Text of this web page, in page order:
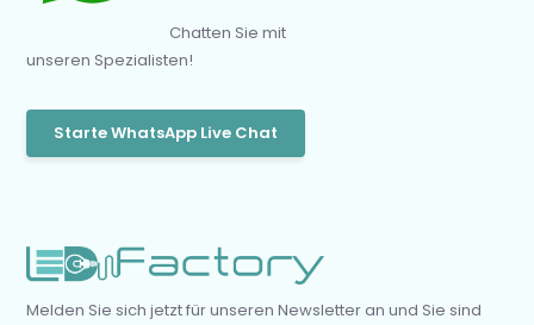
Chatten Sie mit
unseren Spezialisten!
Starte WhatsApp Live Chat
Melden Sie sich jetzt für unseren Newsletter an und Sie sind